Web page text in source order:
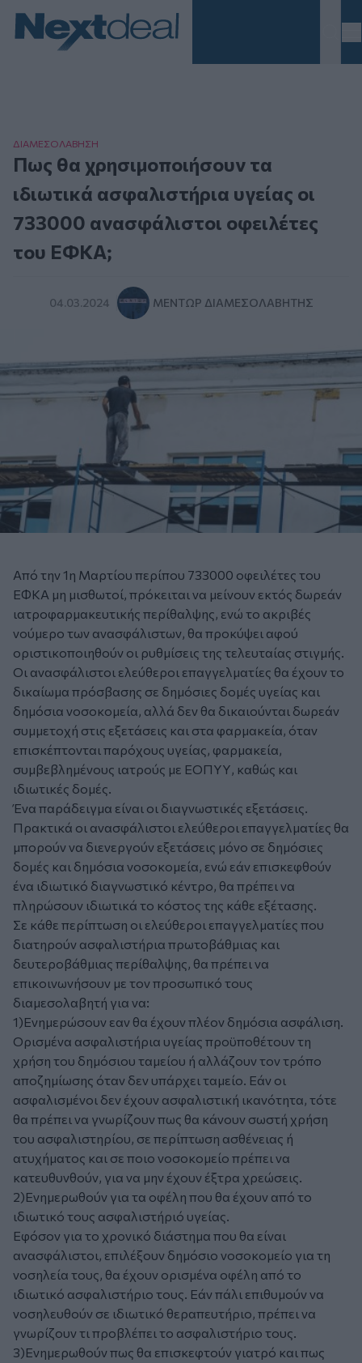
ΔΙΑΜΕΣΟΛAΒΗΣΗ
Πως θα χρησιμοποιήσουν τα
ιδιωτικά ασφαλιστήρια υγείας οι
733000 ανασφάλιστοι οφειλέτες
του ΕΦΚΑ;
04.03.2024 ΜΈΝΤΩΡ ΔΙΑΜΕΣΟΛΑΒΗΤΉΣ
Από την 1η Μαρτίου περίπου 733000 οφειλέτες του
ΕΦΚΑ μη μισθωτοί, πρόκειται να μείνουν εκτός δωρεάν
ιατροφαρμακευτικής περίθαλψης, ενώ το ακριβές
νούμερο των ανασφάλιστων, θα προκύψει αφού
οριστικοποιηθούν οι ρυθμίσεις της τελευταίας στιγμής.
Οι ανασφάλιστοι ελεύθεροι επαγγελματίες θα έχουν το
δικαίωμα πρόσβασης σε δημόσιες δομές υγείας και
δημόσια νοσοκομεία, αλλά δεν θα δικαιούνται δωρεάν
συμμετοχή στις εξετάσεις και στα φαρμακεία, όταν
επισκέπτονται παρόχους υγείας, φαρμακεία,
συμβεβλημένους ιατρούς με ΕΟΠΥΥ, καθώς και
ιδιωτικές δομές.
Ένα παράδειγμα είναι οι διαγνωστικές εξετάσεις.
Πρακτικά οι ανασφάλιστοι ελεύθεροι επαγγελματίες θα
μπορούν να διενεργούν εξετάσεις μόνο σε δημόσιες
δομές και δημόσια νοσοκομεία, ενώ εάν επισκεφθούν
ένα ιδιωτικό διαγνωστικό κέντρο, θα πρέπει να
πληρώσουν ιδιωτικά το κόστος της κάθε εξέτασης.
Σε κάθε περίπτωση οι ελεύθεροι επαγγελματίες που
διατηρούν ασφαλιστήρια πρωτοβάθμιας και
δευτεροβάθμιας περίθαλψης, θα πρέπει να
επικοινωνήσουν με τον προσωπικό τους
διαμεσολαβητή για να:
1)Ενημερώσουν εαν θα έχουν πλέον δημόσια ασφάλιση.
Ορισμένα ασφαλιστήρια υγείας προϋποθέτουν τη
χρήση του δημόσιου ταμείου ή αλλάζουν τον τρόπο
αποζημίωσης όταν δεν υπάρχει ταμείο. Εάν οι
ασφαλισμένοι δεν έχουν ασφαλιστική ικανότητα, τότε
θα πρέπει να γνωρίζουν πως θα κάνουν σωστή χρήση
του ασφαλιστηρίου, σε περίπτωση ασθένειας ή
ατυχήματος και σε ποιο νοσοκομείο πρέπει να
κατευθυνθούν, για να μην έχουν έξτρα χρεώσεις.
2)Ενημερωθούν για τα οφέλη που θα έχουν από το
ιδιωτικό τους ασφαλιστήριό υγείας.
Εφόσον για το χρονικό διάστημα που θα είναι
ανασφάλιστοι, επιλέξουν δημόσιο νοσοκομείο για τη
νοσηλεία τους, θα έχουν ορισμένα οφέλη από το
ιδιωτικό ασφαλιστήριο τους. Εάν πάλι επιθυμούν να
νοσηλευθούν σε ιδιωτικό θεραπευτήριο, πρέπει να
γνωρίζουν τι προβλέπει το ασφαλιστήριο τους.
3)Ενημερωθούν πως θα επισκεφτούν γιατρό και πως